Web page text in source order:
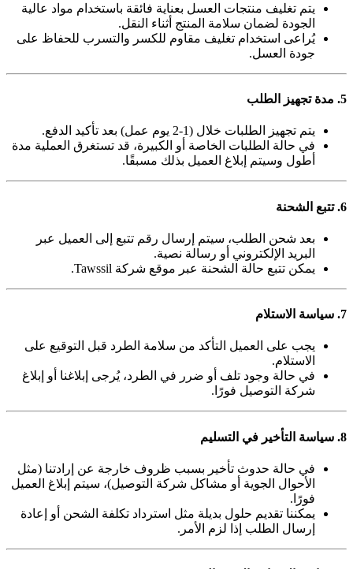
يتم تغليف منتجات العسل بعناية فائقة باستخدام مواد عالية
الجودة لضمان سلامة المنتج أثناء النقل.
يُراعى استخدام تغليف مقاوم للكسر والتسرب للحفاظ على
جودة العسل.
5. مدة تجهيز الطلب
يتم تجهيز الطلبات خلال (1-2 يوم عمل) بعد تأكيد الدفع.
في حالة الطلبات الخاصة أو الكبيرة، قد تستغرق العملية مدة
أطول وسيتم إبلاغ العميل بذلك مسبقًا.
6. تتبع الشحنة
بعد شحن الطلب، سيتم إرسال رقم تتبع إلى العميل عبر
البريد الإلكتروني أو رسالة نصية.
يمكن تتبع حالة الشحنة عبر موقع شركة Tawssil.
7. سياسة الاستلام
يجب على العميل التأكد من سلامة الطرد قبل التوقيع على
الاستلام.
في حالة وجود تلف أو ضرر في الطرد، يُرجى إبلاغنا أو إبلاغ
شركة التوصيل فورًا.
8. سياسة التأخير في التسليم
في حالة حدوث تأخير بسبب ظروف خارجة عن إرادتنا (مثل
الأحوال الجوية أو مشاكل شركة التوصيل)، سيتم إبلاغ العميل
فورًا.
يمكننا تقديم حلول بديلة مثل استرداد تكلفة الشحن أو إعادة
إرسال الطلب إذا لزم الأمر.